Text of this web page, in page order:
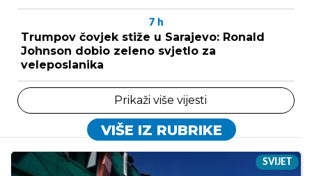
7 h
Trumpov čovjek stiže u Sarajevo: Ronald
Johnson dobio zeleno svjetlo za
veleposlanika
Prikaži više vijesti
VIŠE IZ RUBRIKE
SVIJET